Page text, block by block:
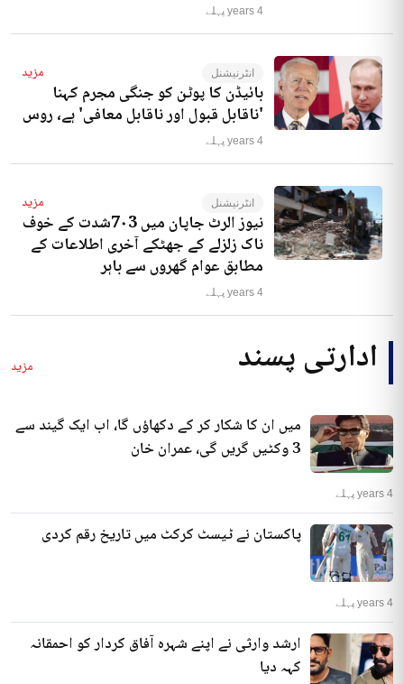
4 years پہلے
انٹرنیشنل مزید
بائیڈن کا پوٹن کو جنگی مجرم کہنا
'ناقابل قبول اور ناقابل معافی' ہے، روس
4 years پہلے
انٹرنیشنل مزید
نیوز الرٹ جاپان میں 7۰3شدت کے خوف
ناک زلزلے کے جھٹکے آخری اطلاعات کے
مطابق عوام گھروں سے باہر
4 years پہلے
ادارتی پسند مزید
میں ان کا شکار کر کے دکھاؤں گا، اب ایک گیند سے
3 وکٹیں گریں گی، عمران خان
4 years پہلے
پاکستان نے ٹیسٹ کرکٹ میں تاریخ رقم کردی
4 years پہلے
ارشد وارثی نے اپنے شہرہ آفاق کردار کو احمقانہ
کہہ دیا